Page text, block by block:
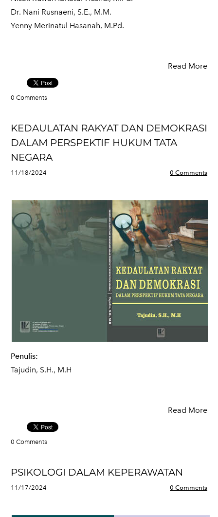
Dr. Nani Rusnaeni, S.E., M.M.
Yenny Merinatul Hasanah, M.Pd.
Read More
0 Comments
KEDAULATAN RAKYAT DAN DEMOKRASI
DALAM PERSPEKTIF HUKUM TATA
NEGARA
11/18/2024 0 Comments
Penulis:
Tajudin, S.H., M.H
Read More
0 Comments
PSIKOLOGI DALAM KEPERAWATAN
11/17/2024 0 Comments